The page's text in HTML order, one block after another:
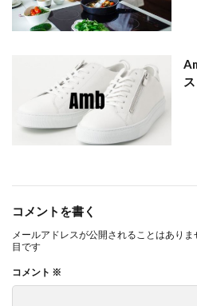
コメントを書く
メールアドレスが公開されることはありま
目です
コメント ※